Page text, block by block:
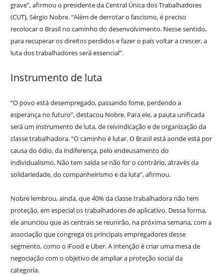
grave”, afirmou o presidente da Central Única dos Trabalhadores
(CUT), Sérgio Nobre. “Além de derrotar o fascismo, é preciso
recolocar o Brasil no caminho do desenvolvimento. Nesse sentido,
para recuperar os direitos perdidos e fazer o país voltar a crescer, a
luta dos trabalhadores será essencial”.
Instrumento de luta
“O povo está desempregado, passando fome, perdendo a
esperança no futuro”, destacou Nobre. Para ele, a pauta unificada
será um instrumento de luta, de reivindicação e de organização da
classe trabalhadora. “O caminho é lutar. O Brasil está aonde está por
causa do ódio, da indiferença, pelo endeusamento do
individualismo. Não tem saída se não for o contrário, através da
solidariedade, do companheirismo e da luta”, afirmou.
Nobre lembrou, ainda, que 40% da classe trabalhadora não tem
proteção, em especial os trabalhadores de aplicativo. Dessa forma,
ele anunciou que as centrais se reunirão, na próxima semana, com a
associação que congrega os principais empregadores desse
segmento, como o iFood e Uber. A intenção é criar uma mesa de
negociação com o objetivo de ampliar a proteção social da
categoria.